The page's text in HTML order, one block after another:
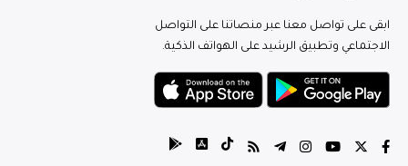
ابقى على تواصل معنا عبر منصاتنا على التواصل
الاجتماعي وتطبيق الرشيد على الهواتف الذكية.